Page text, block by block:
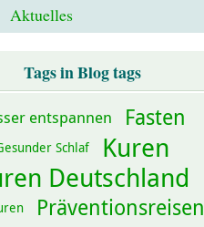
Aktuelles
Tags in Blog tags
entspannen Fasten
Schlaf
Kuren
Deutschland
Präventionsreisen